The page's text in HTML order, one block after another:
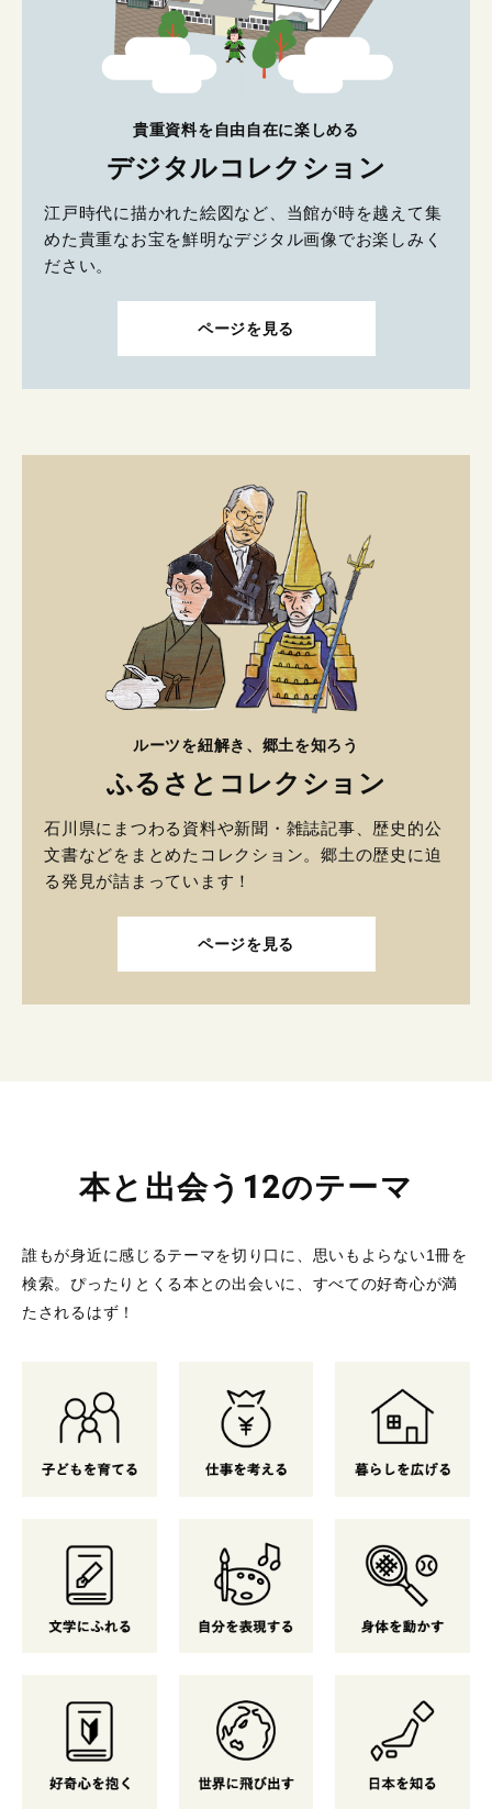
貴重資料を自由自在に楽しめる
デジタルコレクション
江戸時代に描かれた絵図など、当館が時を越えて集
めた貴重なお宝を鮮明なデジタル画像でお楽しみく
ださい。
ページを見る
ルーツを紐解き、郷土を知ろう
ふるさとコレクション
石川県にまつわる資料や新聞・雑誌記事、歴史的公
文書などをまとめたコレクション。郷土の歴史に迫
る発見が詰まっています！
ページを見る
本と出会う12のテーマ
誰もが身近に感じるテーマを切り口に、思いもよらない1冊を
検索。 ぴったりとくる本との出会いに、すべての好奇心が満
たされるはず！